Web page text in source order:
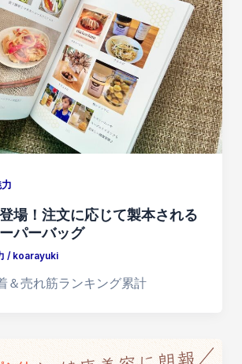
場！注文に応じて製本される
パーバッグ
/ koarayuki
＆売れ筋ランキング累計